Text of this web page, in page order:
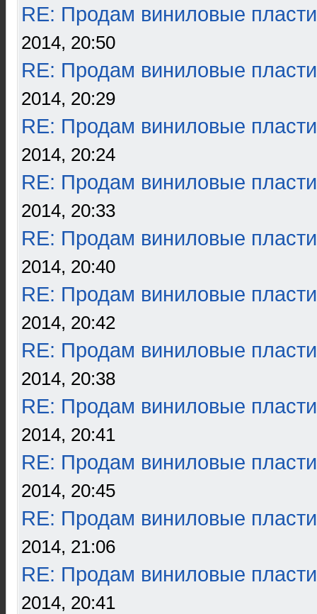
RE: Продам виниловые
2014, 20:50
RE: Продам виниловые
2014, 20:29
RE: Продам виниловые
2014, 20:24
RE: Продам виниловые
2014, 20:33
RE: Продам виниловые
2014, 20:40
RE: Продам виниловые
2014, 20:42
RE: Продам виниловые
2014, 20:38
RE: Продам виниловые
2014, 20:41
RE: Продам виниловые
2014, 20:45
RE: Продам виниловые
2014, 21:06
RE: Продам виниловые
2014, 20:41